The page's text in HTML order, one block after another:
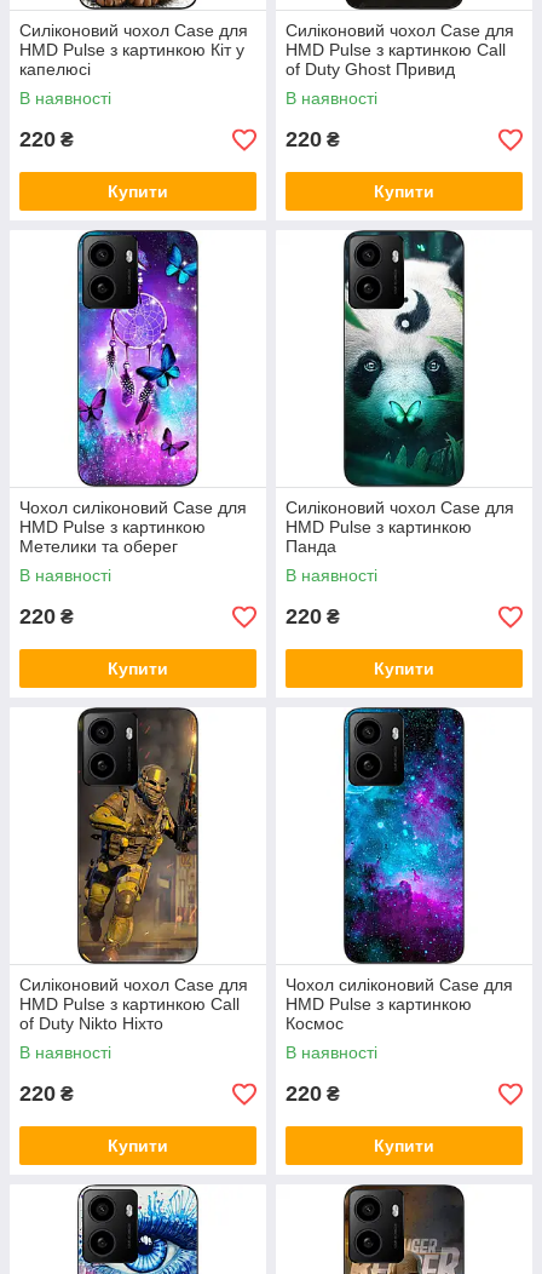
Силіконовий чохол Case для
HMD Pulse з картинкою Кіт у
капелюсі
В наявності
220 ₴
Купити
Силіконовий чохол Case для
HMD Pulse з картинкою Call
of Duty Ghost Привид
В наявності
220 ₴
Купити
Чохол силіконовий Case для
HMD Pulse з картинкою
Метелики та оберег
В наявності
220 ₴
Купити
Силіконовий чохол Case для
HMD Pulse з картинкою
Панда
В наявності
220 ₴
Купити
Силіконовий чохол Case для
HMD Pulse з картинкою Call
of Duty Nikto Ніхто
В наявності
220 ₴
Купити
Чохол силіконовий Case для
HMD Pulse з картинкою
Космос
В наявності
220 ₴
Купити